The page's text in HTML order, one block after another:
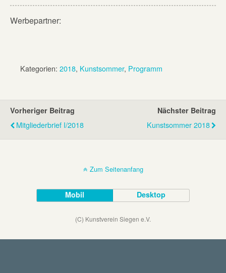
Werbepartner:
Kategorien: 2018, Kunstsommer, Programm
Vorheriger Beitrag
Mitgliederbrief I/2018
Nächster Beitrag
Kunstsommer 2018
Zum Seitenanfang
Mobil Desktop
(C) Kunstverein Siegen e.V.